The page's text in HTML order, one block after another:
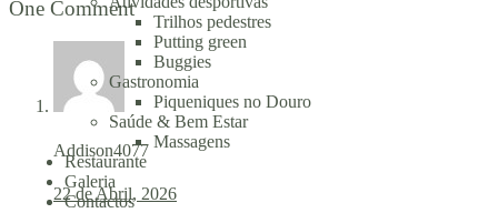
Trilhos pedestres
Putting green
Buggies
Gastronomia
Piqueniques no Douro
Saúde & Bem Estar
Massagens
Restaurante
Galeria
Contactos
One Comment
Addison4077
22 de Abril, 2026